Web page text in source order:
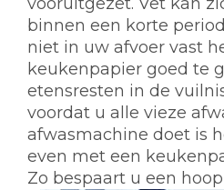
binnen een korte
niet in uw afvoer vast
keukenpapier goed te
etensresten in de
voordat u alle vieze
afwasmachine doet is
even met een
Zo bespaart u een